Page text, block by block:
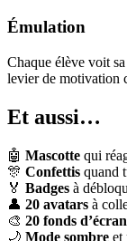
Émulation
Chaque élève voit
levier de motivation
Et aussi…
🤖 Mascotte qui
🎊 Confettis quand
🏅 Badges à
👤 20 avatars à
🎨 20 fonds d’écran
🌙 Mode sombre et